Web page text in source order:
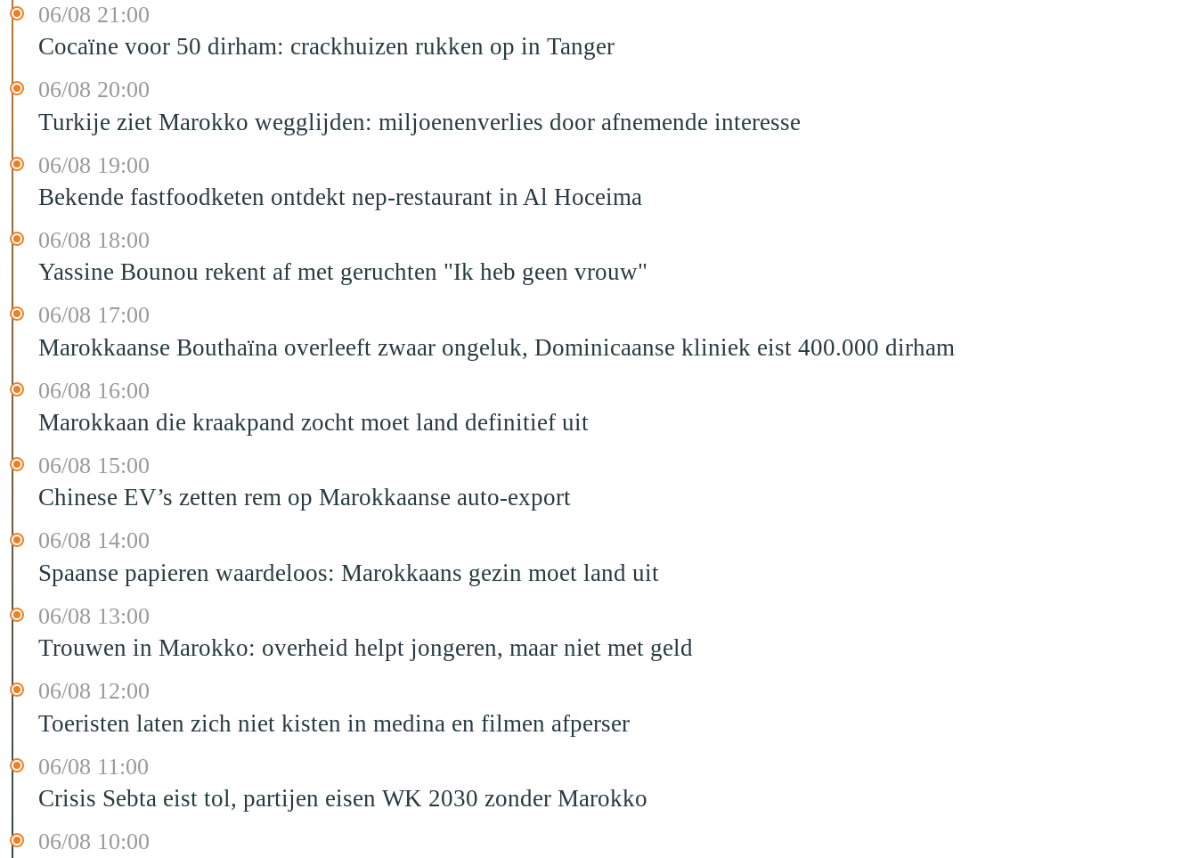
06/08 21:00
Cocaïne voor 50 dirham: crackhuizen rukken op in Tanger
06/08 20:00
Turkije ziet Marokko wegglijden: miljoenenverlies door afnemende interesse
06/08 19:00
Bekende fastfoodketen ontdekt nep-restaurant in Al Hoceima
06/08 18:00
Yassine Bounou rekent af met geruchten "Ik heb geen vrouw"
06/08 17:00
Marokkaanse Bouthaïna overleeft zwaar ongeluk, Dominicaanse kliniek eist 400.000 dirham
06/08 16:00
Marokkaan die kraakpand zocht moet land definitief uit
06/08 15:00
Chinese EV’s zetten rem op Marokkaanse auto-export
06/08 14:00
Spaanse papieren waardeloos: Marokkaans gezin moet land uit
06/08 13:00
Trouwen in Marokko: overheid helpt jongeren, maar niet met geld
06/08 12:00
Toeristen laten zich niet kisten in medina en filmen afperser
06/08 11:00
Crisis Sebta eist tol, partijen eisen WK 2030 zonder Marokko
06/08 10:00